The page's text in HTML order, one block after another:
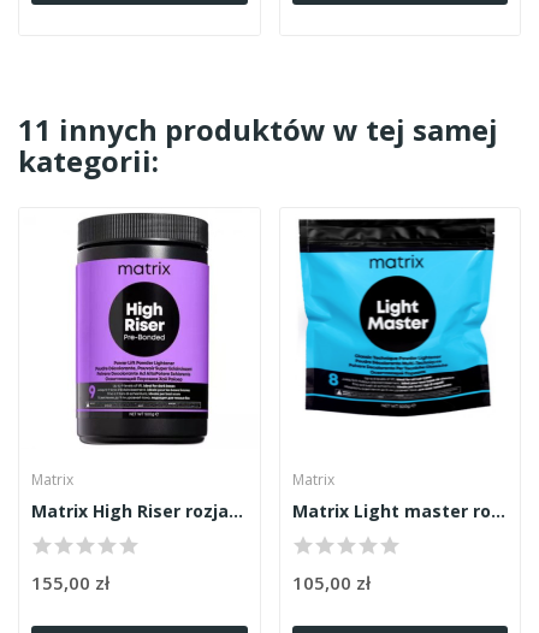
11 innych produktów w tej samej
kategorii:
Matrix
Matrix High Riser rozjaśniacz 500g
155,00 zł
Matrix
Matrix Light master rozjaśniacz 500gr
105,00 zł